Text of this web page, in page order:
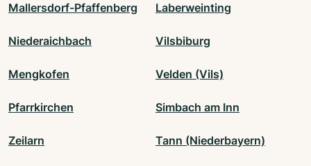
Mallersdorf-Pfaffenberg Laberweinting
Niederaichbach Vilsbiburg
Mengkofen Velden (Vils)
Pfarrkirchen Simbach am Inn
Zeilarn Tann (Niederbayern)